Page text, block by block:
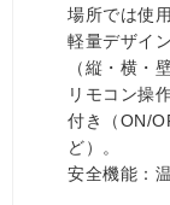
場所では使
軽量デザイ
（縦・横・
リモコン操
付き（ON/
ど）。
安全機能：